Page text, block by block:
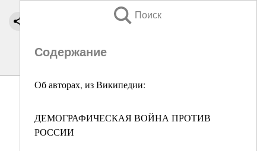
Поиск
Содержание
Об авторах, из Википедии:
ДЕМОГРАФИЧЕСКАЯ ВОЙНА ПРОТИВ
РОССИИ